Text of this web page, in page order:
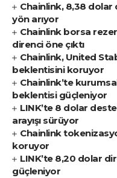
Chainlink, 8,38
yön arıyor
Chainlink borsa
direnci öne çıktı
Chainlink, United
beklentisini koruyor
Chainlink’te
beklentisi güçleniyor
LINK’te 8 dolar
arayışı sürüyor
Chainlink
koruyor
LINK’te 8,20 dolar
güçleniyor